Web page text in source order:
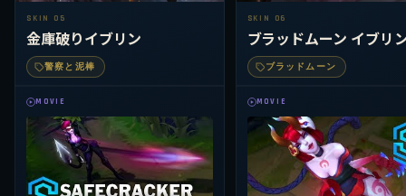
SKIN 05
金庫破りイブリン
警察と泥棒
MOVIE
SKIN 06
ブラッドムーン イブリ
ブラッドムーン
MOVIE